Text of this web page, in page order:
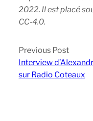
2022. Il est placé
CC-4.0.
Previous Post
Interview
sur Radio Coteaux